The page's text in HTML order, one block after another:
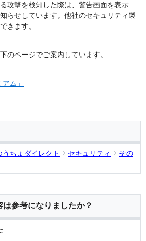
攻撃を検知した際は、警告画面を表示
らせしています。他社のセキュリティ製
きます。
のページでご案内しています。
ム」
うちょダイレクト セキュリティ
その
は参考になりましたか？